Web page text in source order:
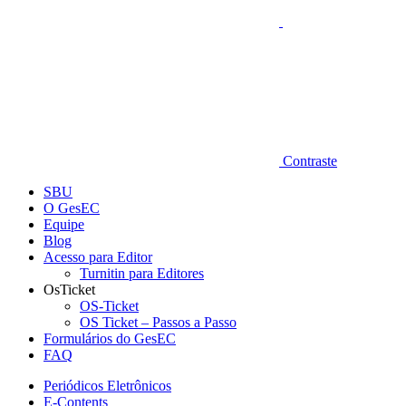
Contraste
SBU
O GesEC
Equipe
Blog
Acesso para Editor
Turnitin para Editores
OsTicket
OS-Ticket
OS Ticket – Passos a Passo
Formulários do GesEC
FAQ
Periódicos Eletrônicos
E-Contents